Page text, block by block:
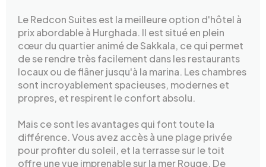
Le Redcon Suites est la meilleure option d'hôtel à
prix abordable à Hurghada. Il est situé en plein
cœur du quartier animé de Sakkala, ce qui permet
de se rendre très facilement dans les restaurants
locaux ou de flâner jusqu'à la marina. Les chambres
sont incroyablement spacieuses, modernes et
propres, et respirent le confort absolu.
Mais ce sont les avantages qui font toute la
différence. Vous avez accès à une plage privée
pour profiter du soleil, et la terrasse sur le toit
offre une vue imprenable sur la mer Rouge. De